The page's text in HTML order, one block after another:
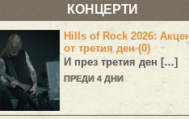
КОНЦЕРТИ
Hills of Rock 2026:
от третия ден (0)
И през третия ден […]
ПРЕДИ 4 ДНИ